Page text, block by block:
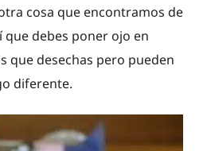
cosa que encontramos de
que debes poner ojo en
que desechas pero pueden
diferente.